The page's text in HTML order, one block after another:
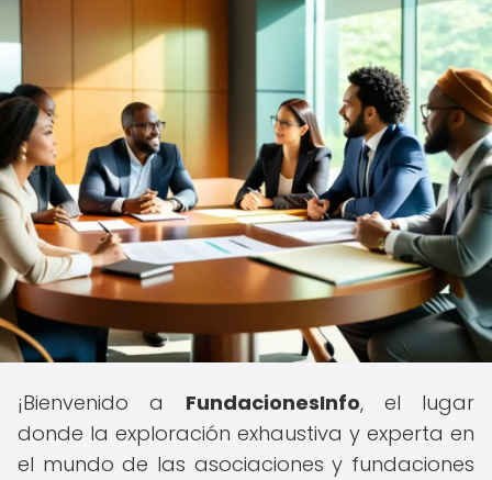
¡Bienvenido a FundacionesInfo, el lugar
donde la exploración exhaustiva y experta en
el mundo de las asociaciones y fundaciones